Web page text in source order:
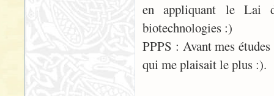
en appliquant le Lai
biotechnologies :)
PPPS : Avant mes
qui me plaisait le plus :).